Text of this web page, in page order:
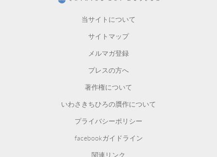
当サイトについて
サイトマップ
メルマガ登録
プレスの方へ
著作権について
いわさきちひろの贋作について
プライバシーポリシー
facebookガイドライン
関連リンク